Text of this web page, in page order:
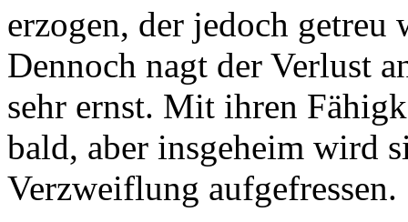
erzogen, der jedoch getreu
Dennoch nagt der Verlust
sehr ernst. Mit ihren
bald, aber insgeheim wird
Verzweiflung aufgefressen.